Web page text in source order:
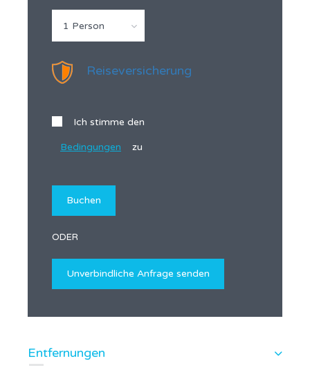
1 Person
Reiseversicherung
Ich stimme den
Bedingungen zu
ODER
Entfernungen